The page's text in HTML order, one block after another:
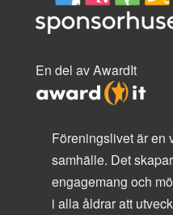
En del av AwardIt
Föreningslivet är en
samhälle. Det
engagemang och
i alla åldrar att